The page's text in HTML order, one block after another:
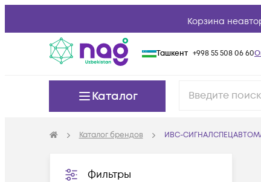
Корзина
Ташкент +998 55 508 06 60
Каталог
Каталог брендов ИВС-
Фильтры